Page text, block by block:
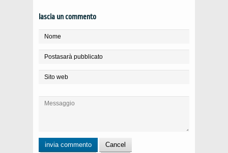
lascia un commento